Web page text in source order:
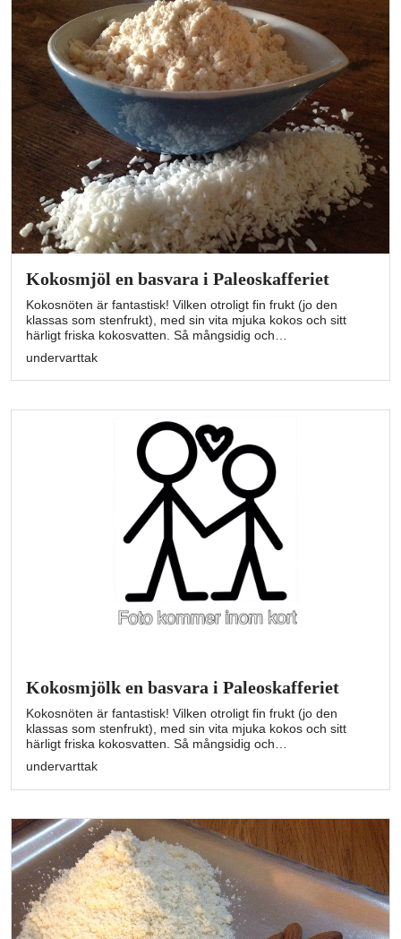
Kokosmjöl en basvara i Paleoskafferiet
Kokosnöten är fantastisk! Vilken otroligt fin frukt (jo den
klassas som stenfrukt), med sin vita mjuka kokos och sitt
härligt friska kokosvatten. Så mångsidig och…
undervarttak
Kokosmjölk en basvara i Paleoskafferiet
Kokosnöten är fantastisk! Vilken otroligt fin frukt (jo den
klassas som stenfrukt), med sin vita mjuka kokos och sitt
härligt friska kokosvatten. Så mångsidig och…
undervarttak